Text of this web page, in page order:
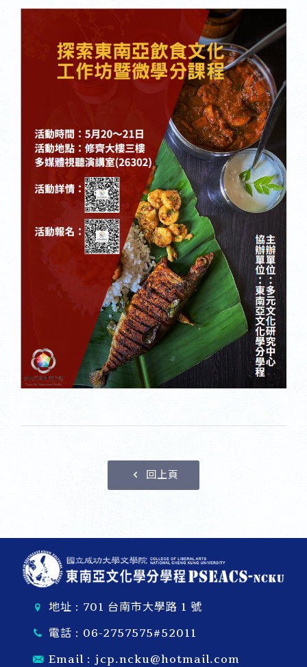
回上頁
地址 : 701 台南市大學路 1 號
電話 : 06-2757575#52011
Email : jcp.ncku@hotmail.com